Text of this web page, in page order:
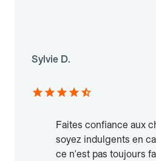
Sylvie D.
Faites confiance aux
soyez indulgents en
ce n'est pas toujours